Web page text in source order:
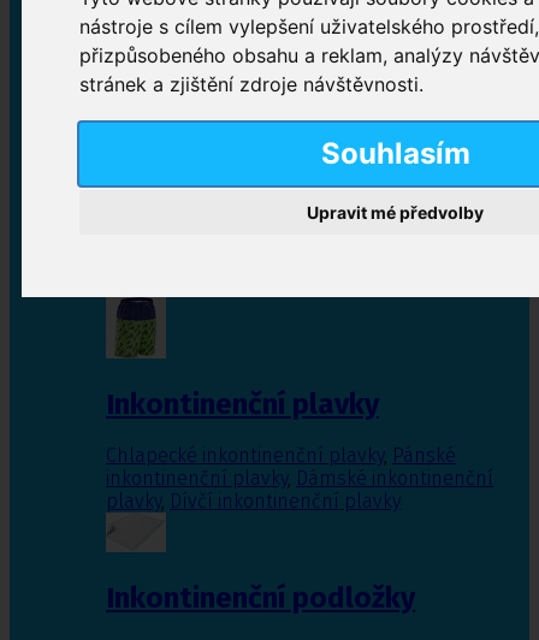
nástroje s cílem vylepšení uživatelského
přizpůsobeného obsahu a reklam, analýzy
stránek a zjištění zdroje návštěvnosti.
Souhlasím
Upravit mé předvolby
Inkontinenční kalhotky
Plenkové kalhotky navlékací,Plenkové kalhotky
zalepovací,Inkontinenční kalhotky dámské
Inkontinenční vložky
Inkontinenční plavky
Chlapecké inkontinenční plavky, Pánské
inkontinenční plavky, Dámské inkontinenční
plavky, Dívčí inkontinenční plavky
Inkontinenční podložky